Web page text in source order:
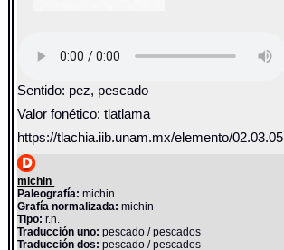
Sentido: pez, pescado
Valor fonético: tlatlama
https://tlachia.iib.unam.mx/elemento/02.03.05
michin
Paleografía: michin
Grafía normalizada: michin
Tipo: r.n.
Traducción uno: pescado / pescados
Traducción dos: pescado / pescados